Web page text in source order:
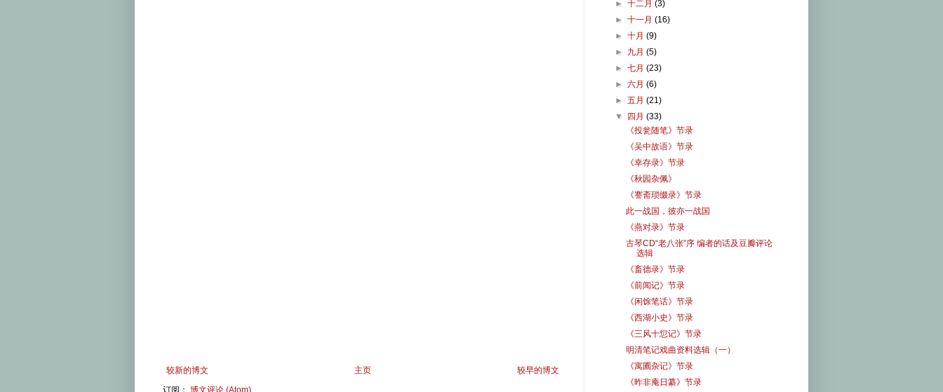
较新的博文 较早的博文
主页
订阅： 博文评论 (Atom)
►十二月(3)
►十一月(16)
►十月(9)
► 九月(5)
►七月(23)
►六月(6)
►五月(21)
▼
四月(33)
《投瓮随笔》节录
《吴中故语》节录
《幸存录》节录
《秋园杂佩》
《謇斋琐缀录》节录
此一战国，彼亦一战国
《燕对录》节录
古琴CD“老八张”序 编者的话及豆瓣评论
选辑
《畜德录》节录
《前闻记》节录
《闲馀笔话》节录
《西湖小史》节录
《三风十愆记》节录
明清笔记戏曲资料选辑（一）
《寓圃杂记》节录
《昨非庵日纂》节录